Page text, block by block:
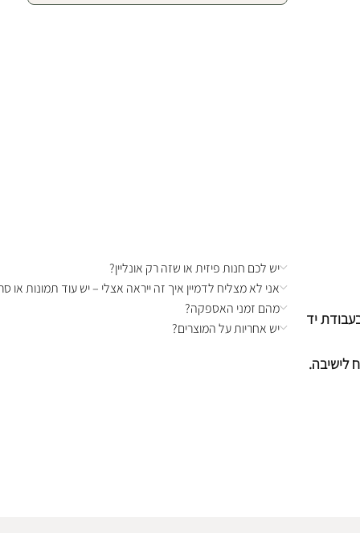
יד
לישיבה.
יש לכם חנות פיזית או שזה רק אונליין?
אני לא מצליח לדמיין איך זה ייראה אצלי – יש עוד תמונות או
מהם זמני האספקה?
יש אחריות על המוצרים?